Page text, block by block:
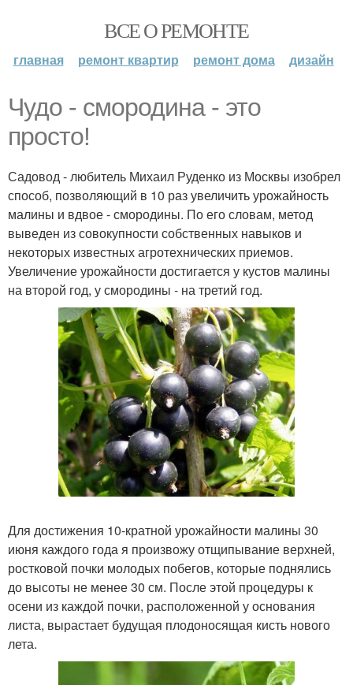
ВСЕ О РЕМОНТЕ
главная ремонт квартир ремонт дома дизайн
Чудо - смородина - это
просто!
Садовод - любитель Михаил Руденко из Москвы изобрел
способ, позволяющий в 10 раз увеличить урожайность
малины и вдвое - смородины. По его словам, метод
выведен из совокупности собственных навыков и
некоторых известных агротехнических приемов.
Увеличение урожайности достигается у кустов малины
на второй год, у смородины - на третий год.
Для достижения 10-кратной урожайности малины 30
июня каждого года я произвожу отщипывание верхней,
ростковой почки молодых побегов, которые поднялись
до высоты не менее 30 см. После этой процедуры к
осени из каждой почки, расположенной у основания
листа, вырастает будущая плодоносящая кисть нового
лета.